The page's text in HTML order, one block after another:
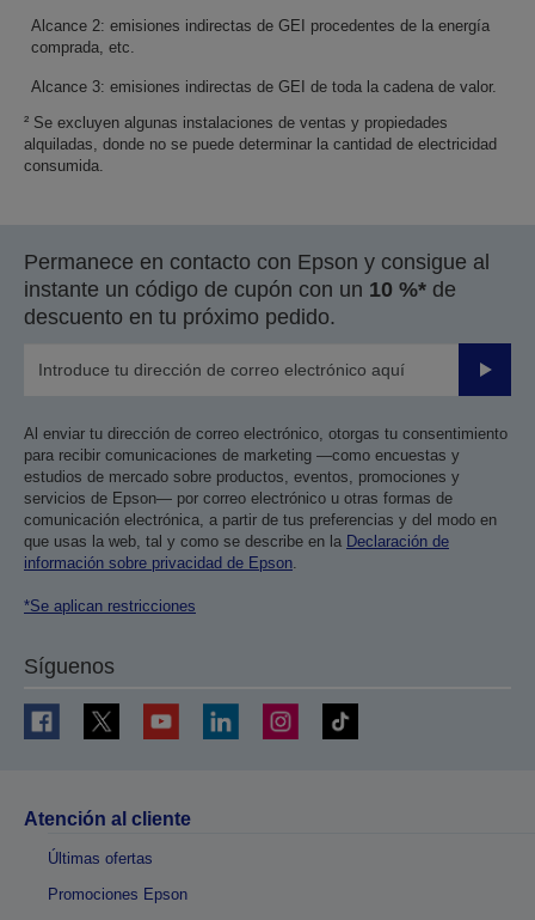
Alcance 2: emisiones indirectas de GEI procedentes de la energía
comprada, etc.
Alcance 3: emisiones indirectas de GEI de toda la cadena de valor.
² Se excluyen algunas instalaciones de ventas y propiedades
alquiladas, donde no se puede determinar la cantidad de electricidad
consumida.
Permanece en contacto con Epson y consigue al
instante un código de cupón con un 10 %* de
descuento en tu próximo pedido.
Enviar
Al enviar tu dirección de correo electrónico, otorgas tu consentimiento
para recibir comunicaciones de marketing —como encuestas y
estudios de mercado sobre productos, eventos, promociones y
servicios de Epson— por correo electrónico u otras formas de
comunicación electrónica, a partir de tus preferencias y del modo en
que usas la web, tal y como se describe en la Declaración de
información sobre privacidad de Epson.
*Se aplican restricciones
Síguenos
Atención al cliente
Últimas ofertas
Promociones Epson